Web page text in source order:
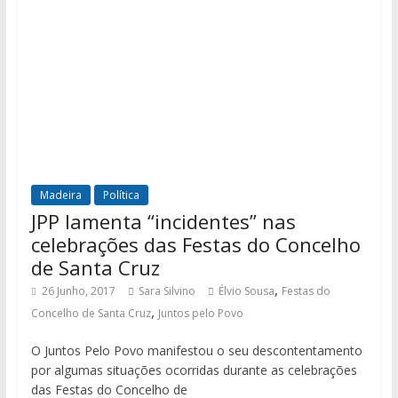
Madeira Política
JPP lamenta “incidentes” nas
celebrações das Festas do Concelho
de Santa Cruz
26 Junho, 2017 Sara Silvino Élvio Sousa, Festas do
Concelho de Santa Cruz, Juntos pelo Povo
O Juntos Pelo Povo manifestou o seu descontentamento
por algumas situações ocorridas durante as celebrações
das Festas do Concelho de